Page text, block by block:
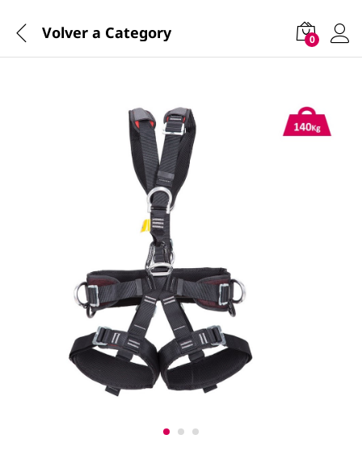
Volver a Category 0